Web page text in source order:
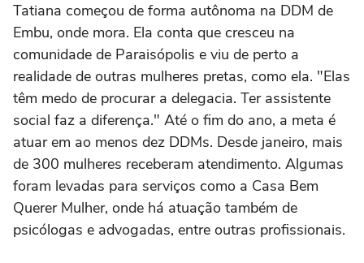
Tatiana começou de forma autônoma na DDM de
Embu, onde mora. Ela conta que cresceu na
comunidade de Paraisópolis e viu de perto a
realidade de outras mulheres pretas, como ela. "Elas
têm medo de procurar a delegacia. Ter assistente
social faz a diferença." Até o fim do ano, a meta é
atuar em ao menos dez DDMs. Desde janeiro, mais
de 300 mulheres receberam atendimento. Algumas
foram levadas para serviços como a Casa Bem
Querer Mulher, onde há atuação também de
psicólogas e advogadas, entre outras profissionais.